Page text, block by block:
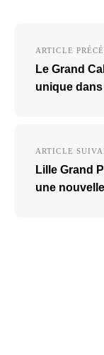
l’article
ARTICLE
Le Grand
unique
ARTICLE
Lille Grand
une